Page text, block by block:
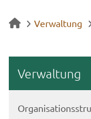
Verwaltung
Ver­wal­tung